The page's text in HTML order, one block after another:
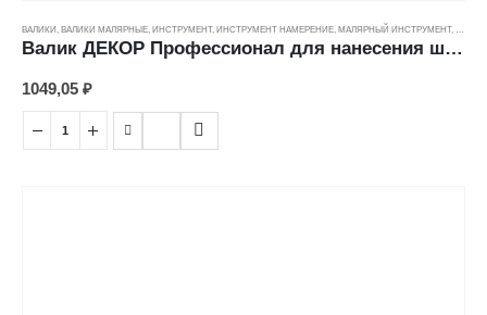
ВАЛИКИ ВАЛИКИ МАЛЯРНЫЕ ИНСТРУМЕНТ, ИНСТРУМЕНТ НАМЕРЕНИЕ МАЛЯРНЫЙ ИНСТРУМЕНТ,
Валик ДЕКОР Профессионал для нанесения шпатлевки (10/50/8мм) (180мм)
1049,05 ₽